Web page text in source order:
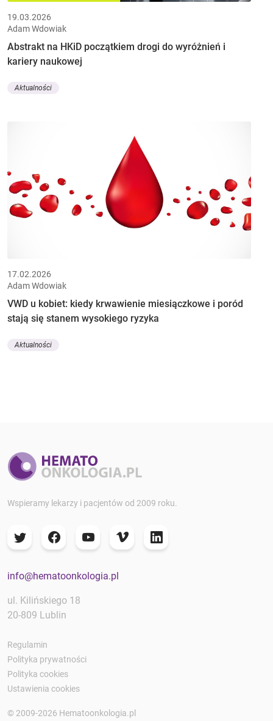
19.03.2026
Adam Wdowiak
Abstrakt na HKiD początkiem drogi do wyróżnień i
kariery naukowej
Aktualności
17.02.2026
Adam Wdowiak
VWD u kobiet: kiedy krwawienie miesiączkowe i poród
stają się stanem wysokiego ryzyka
Aktualności
Wspieramy lekarzy i pacjentów od 2009 roku.
info@hematoonkologia.pl
ul. Kilińskiego 18
20-809 Lublin
Regulamin
Polityka prywatności
Polityka cookies
Ustawienia cookies
© 2009-2026 Hematoonkologia.pl